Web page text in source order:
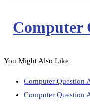
Computer
You Might Also Like
Computer Question
Computer Question